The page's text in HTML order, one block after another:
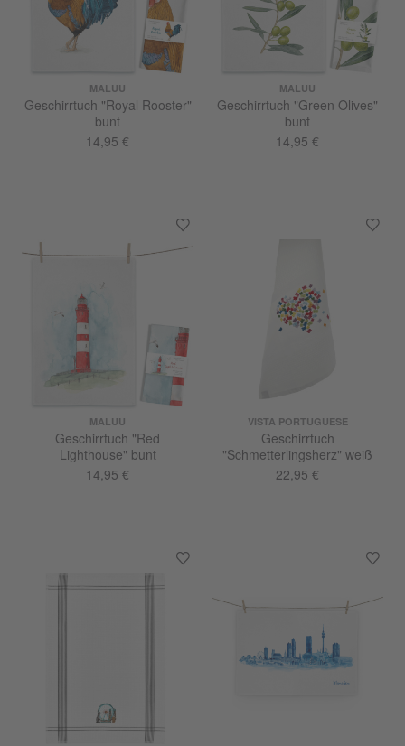
MALUU
Geschirrtuch "Royal Rooster"
bunt
14,95 €
MALUU
Geschirrtuch "Green Olives"
bunt
14,95 €
MALUU
Geschirrtuch "Red
Lighthouse" bunt
14,95 €
VISTA PORTUGUESE
Geschirrtuch
"Schmetterlingsherz" weiß
22,95 €